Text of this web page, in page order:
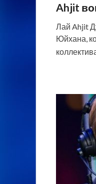
Ahjit
Лай Ahjit
Юйхана,